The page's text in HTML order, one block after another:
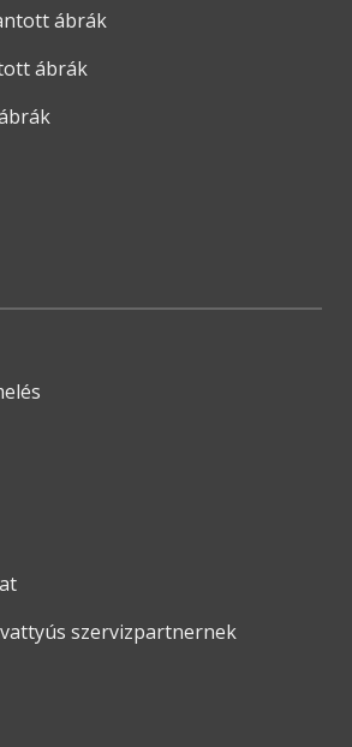
ábrák
ábrák
szervizpartnernek